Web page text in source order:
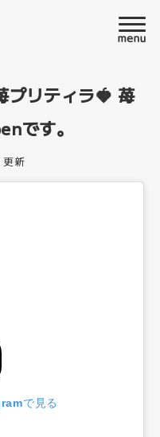
リティラ🍓 苺
です。
新
で見る